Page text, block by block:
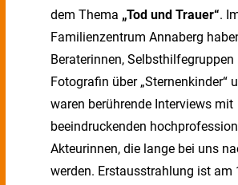
dem Thema „Tod und Trauer“.
Familienzentrum Annaberg
Beraterinnen, Selbsthilfegruppen
Fotografin über „Sternenkinder“
waren berührende Interviews mit
beeindruckenden
Akteurinnen, die lange bei uns
werden. Erstausstrahlung ist am